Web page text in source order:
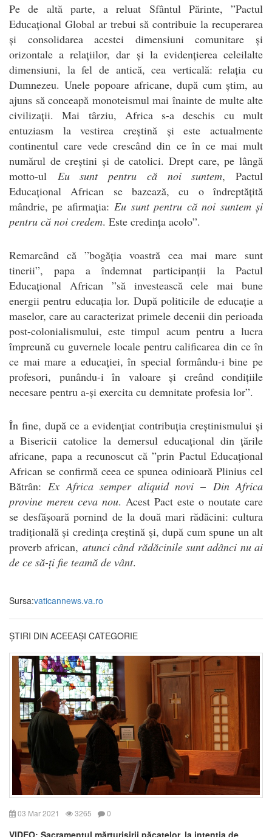
Pe de altă parte, a reluat Sfântul Părinte, ”Pactul
Educațional Global ar trebui să contribuie la recuperarea
și consolidarea acestei dimensiuni comunitare și
orizontale a relațiilor, dar și la evidențierea celeilalte
dimensiuni, la fel de antică, cea verticală: relația cu
Dumnezeu. Unele popoare africane, după cum știm, au
ajuns să conceapă monoteismul mai înainte de multe alte
civilizații. Mai târziu, Africa s-a deschis cu mult
entuziasm la vestirea creștină și este actualmente
continentul care vede crescând din ce în ce mai mult
numărul de creștini și de catolici. Drept care, pe lângă
motto-ul Eu sunt pentru că noi suntem, Pactul
Educațional African se bazează, cu o îndreptățită
mândrie, pe afirmația: Eu sunt pentru că noi suntem și
pentru că noi credem. Este credința acolo”.
Remarcând că ”bogăția voastră cea mai mare sunt
tinerii”, papa a îndemnat participanții la Pactul
Educațional African ”să investească cele mai bune
energii pentru educația lor. După politicile de educație a
maselor, care au caracterizat primele decenii din perioada
post-colonialismului, este timpul acum pentru a lucra
împreună cu guvernele locale pentru calificarea din ce în
ce mai mare a educației, în special formându-i bine pe
profesori, punându-i în valoare și creând condițiile
necesare pentru a-și exercita cu demnitate profesia lor”.
În fine, după ce a evidențiat contribuția creștinismului și
a Bisericii catolice la demersul educațional din țările
africane, papa a recunoscut că ”prin Pactul Educațional
African se confirmă ceea ce spunea odinioară Plinius cel
Bătrân: Ex Africa semper aliquid novi– Din Africa
provine mereu ceva nou. Acest Pact este o noutate care
se desfășoară pornind de la două mari rădăcini: cultura
tradițională și credința creștină și, după cum spune un alt
proverb african, atunci când rădăcinile sunt adânci nu ai
de ce să-ți fie teamă de vânt.
Sursa:vaticannews.va.ro
ȘTIRI DIN ACEEAȘI CATEGORIE
03 Mar 2021 3265 0